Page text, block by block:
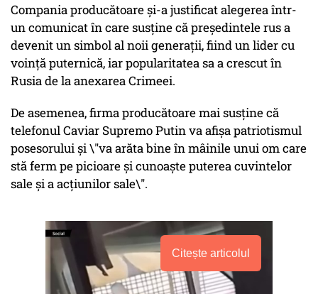
Compania producătoare şi-a justificat alegerea într-
un comunicat în care susţine că preşedintele rus a
devenit un simbol al noii generaţii, fiind un lider cu
voinţă puternică, iar popularitatea sa a crescut în
Rusia de la anexarea Crimeei.
De asemenea, firma producătoare mai susține că
telefonul Caviar Supremo Putin va afișa patriotismul
posesorului și \"va arăta bine în mâinile unui om care
stă ferm pe picioare și cunoaște puterea cuvintelor
sale și a acțiunilor sale\".
Citește articolul